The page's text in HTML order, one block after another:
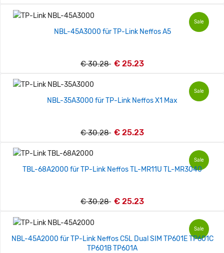
Sale
NBL-45A3000 für TP-Link Neffos A5
€ 30.28 € 25.23
Sale
NBL-35A3000 für TP-Link Neffos X1 Max
€ 30.28 € 25.23
Sale
TBL-68A2000 für TP-Link Neffos TL-MR11U TL-MR3040
€ 30.28 € 25.23
Sale
NBL-45A2000 für TP-Link Neffos C5L Dual SIM TP601E TP601C
TP601B TP601A